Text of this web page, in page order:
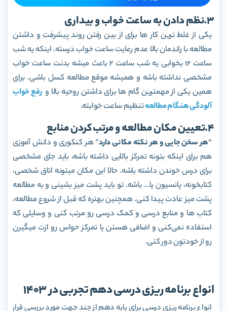
3.نظم دادن به ساعت خواب و بیداری
یکی از غلط ترین کار ها برای از بین رفتن روند پیشرفت و داشتن
مطالعه با راندمان بالا عدم رعایت ساعت خواب درسته. اینکه یه شب
ساعت 12 بخوابی یه شب ساعت 2 باعث میشه بدنت ساعت خواب
مشخصی نداشته باشه و همیشه موقع مطالعه کسل باشی. برای
همین یکی از مهمترین گام ها برای داشتن روحیه بالا ورفع خواب
آلودگی هنگام مطالعهتنظیم ساعت خوابته.
4.تعیین مکان مطالعه و مرتب کردن منابع
“هر سخن جایی و هر نکته مکانی دارد” هر کنکوری و دانش آموزی
هم برای اینکه بتونه تمرکز بالایی داشته باشه، باید جای مشخصی
برای درس خوندن داشته باشه. حالا این مکان میتونه اتاق شخصی،
کتابخونه، پانسیون یا… باشه. تو باید پشت میز بشینی و به مطالعه
پشت میز عادت پیدا کنی. همچنین بهتره که قبل از شروع مطالعه،
کتاب ها و منابع درسی و کمک درسی رو مرتب کنی و وسایلی که
استفاده نمی­‌کنی و اضافی هستن یا تمرکز حواس رو ازت می­گیرن
رو از خودتون دور کنی.
انواع برنامه ریزی درسی دهم تجربی در 1403
انواع برنامه ریزی درسی برای پایه دهم از چند جهت مورد بررسی قرار